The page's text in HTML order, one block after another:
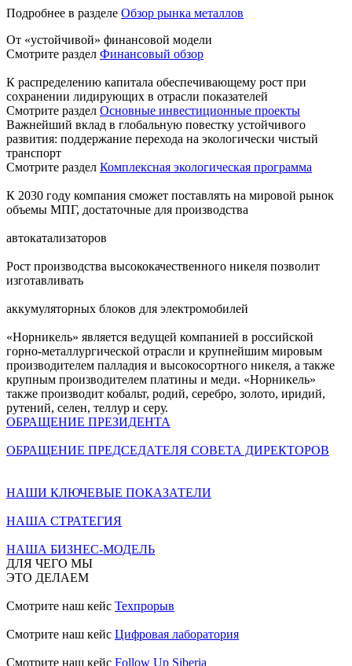
Подробнее в разделе Обзор рынка металлов
От «устойчивой» финансовой модели
Смотрите раздел Финансовый обзор
К распределению капитала обеспечивающему рост при
сохранении лидирующих в отрасли показателей
Смотрите раздел Основные инвестиционные проекты
Важнейший вклад в глобальную повестку устойчивого
развития: поддержание перехода на экологически чистый
транспорт
Смотрите раздел Комплексная экологическая программа
К 2030 году компания сможет поставлять на мировой рынок
объемы МПГ, достаточные для производства
автокатализаторов
Рост производства высококачественного никеля позволит
изготавливать
аккумуляторных блоков для электромобилей
«Норникель» является ведущей компанией в российской
горно-металлургической отрасли и крупнейшим мировым
производителем палладия и высокосортного никеля, а также
крупным производителем платины и меди. «Норникель»
также производит кобальт, родий, серебро, золото, иридий,
рутений, селен, теллур и серу.
ОБРАЩЕНИЕ ПРЕЗИДЕНТА
ОБРАЩЕНИЕ ПРЕДСЕДАТЕЛЯ СОВЕТА ДИРЕКТОРОВ
НАШИ КЛЮЧЕВЫЕ ПОКАЗАТЕЛИ
НАША СТРАТЕГИЯ
НАША БИЗНЕС-МОДЕЛЬ
ДЛЯ ЧЕГО МЫ
ЭТО ДЕЛАЕМ
Смотрите наш кейс Техпрорыв
Смотрите наш кейс Цифровая лаборатория
Смотрите наш кейс Follow Up Siberia